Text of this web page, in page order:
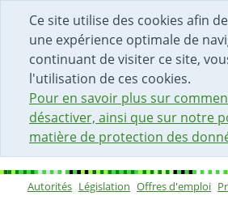
Ce site utilise des cookies afin
une expérience optimale de
continuant de visiter ce site,
l'utilisation de ces cookies.
Pour en savoir plus sur
désactiver, ainsi que sur notre
matière de protection des
DÉBUT DU CONTENU DE LA PAGE
ACCÈS AU CHAMP DE RECHERCHE
PAGE D'ACCUEIL
FORMULAIRE DE CONTACT
Autorités Législation Offres d'emploi